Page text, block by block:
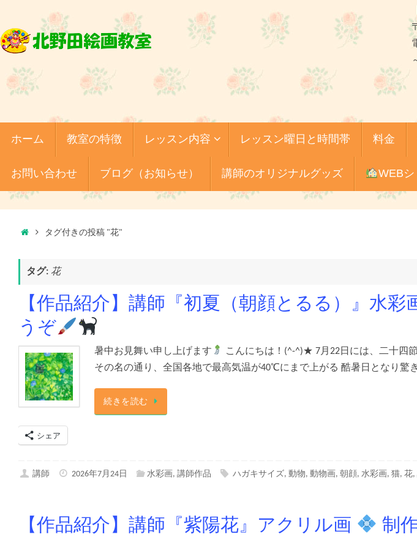
テ
キ
へ
ホーム 教室の特徴 レッスン内容 レッスン曜日と時間帯 料金
お問い合わせ ブログ（お知らせ） 講師のオリジナルグッズ WEB
ホ
タグ付きの投稿 "花"
タグ: 花
【作品紹介】講師『初夏（朝顔とるる）』水彩
うぞ
暑中お見舞い申し上げます こんにちは！(^-^)★ 7月22日には、二十四
その名の通り、全国各地で最高気温が40℃にまで上がる 酷暑日となり驚
続きを読む
シェア
講師 2026年7月24日 水彩画, 講師作品 ハガキサイズ,動物,動物画,朝顔,水彩画,猫,花,
【作品紹介】講師『紫陽花』アクリル画
制